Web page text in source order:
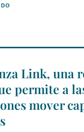
Link, una
permite a
mover